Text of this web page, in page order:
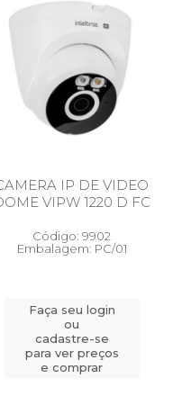
IP DE VIDEO
VIPW 1220 D FC
Código: 9902
Embalagem: PC/01
Faça seu login
ou
cadastre-se
para ver preços
e comprar